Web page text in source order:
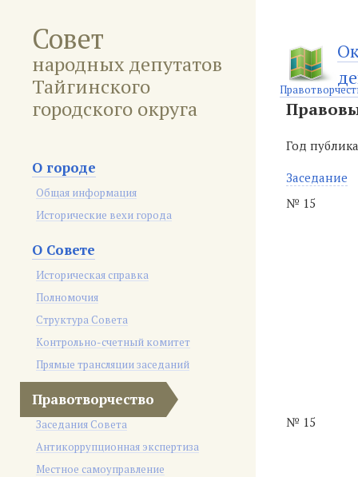
Совет
народных депутатов
Тайгинского
городского округа
О городе
Общая информация
Исторические вехи города
О Совете
Историческая справка
Полномочия
Структура Совета
Контрольно-счетный комитет
Прямые трансляции заседаний
Правотворчество
Заседания Совета
Антикоррупционная экспертиза
Местное самоуправление
Год
Заседание
№ 15
№ 15